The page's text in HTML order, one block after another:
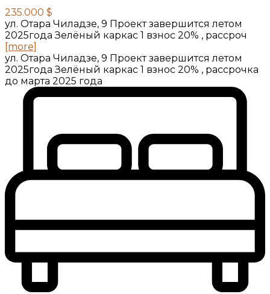
235.000 $
ул. Отара Чиладзе, 9 Проект завершится летом
2025года Зелёный каркас 1 взнос 20% , рассроч
[more]
ул. Отара Чиладзе, 9 Проект завершится летом
2025года Зелёный каркас 1 взнос 20% , рассрочка
до марта 2025 года